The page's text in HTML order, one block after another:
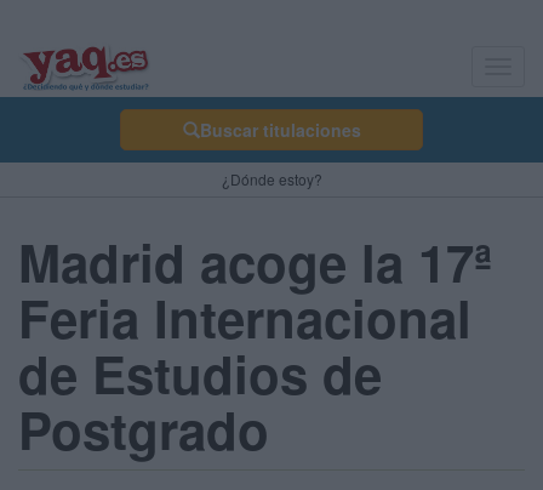
Buscar titulaciones
¿Dónde estoy?
Madrid acoge la 17ª
Feria Internacional
de Estudios de
Postgrado